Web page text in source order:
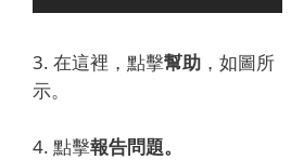
3. 在這裡，點擊幫助 ，如圖所
示。
4. 點擊報告問題。